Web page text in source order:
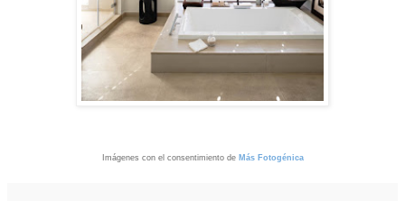
Imágenes con el consentimiento de Más Fotogénica